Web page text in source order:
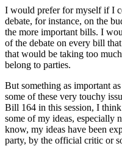
I would prefer for myself if I
debate, for instance, on the
the more important bills. I
of the debate on every bill
that would be taking too
belong to parties.
But something as important
some of these very touchy
Bill 164 in this session, I
some of my ideas, especially
know, my ideas have been
party, by the official critic or